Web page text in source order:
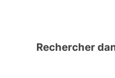
Rechercher